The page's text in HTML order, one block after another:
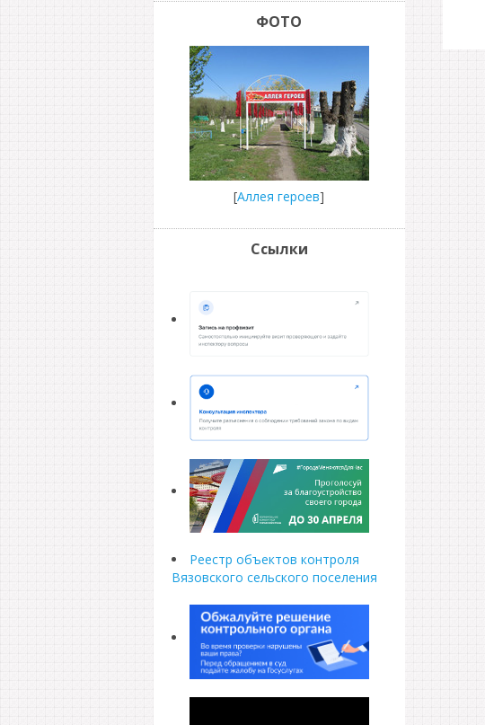
ФОТО
[Аллея героев]
Ссылки
Реестр объектов контроля
Вязовского сельского поселения